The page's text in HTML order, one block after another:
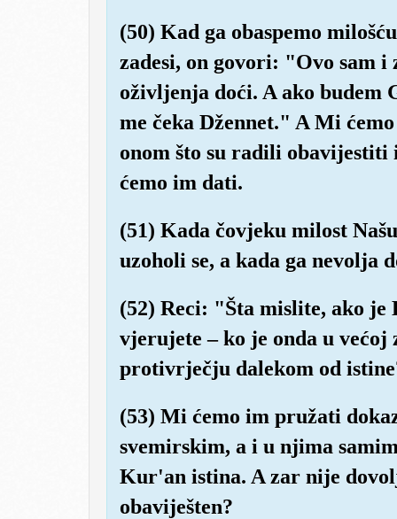
(50) Kad ga obaspemo
zadesi, on govori: "Ovo sam i
oživljenja doći. A ako budem
me čeka Džennet." A Mi
onom što su radili obavijestiti
ćemo im dati.
(51) Kada čovjeku milost
uzoholi se, a kada ga nevolja
(52) Reci: "Šta mislite, ako
vjerujete – ko je onda u
protivrječju dalekom od
(53) Mi ćemo im pružati
svemirskim, a i u njima
Kur'an istina. A zar nije
obaviješten?